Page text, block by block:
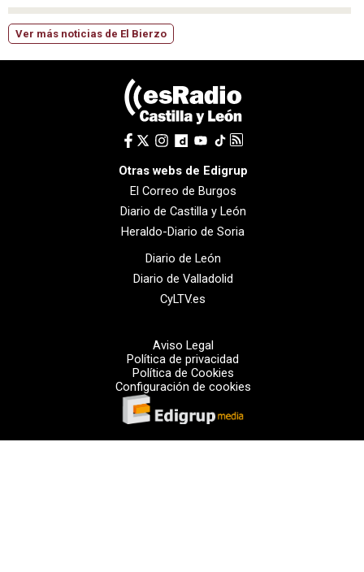
Ver más noticias de El Bierzo
Otras webs de Edigrup
El Correo de Burgos
Diario de Castilla y León
Heraldo-Diario de Soria
Diario de León
Diario de Valladolid
CyLTV.es
Aviso Legal
Política de privacidad
Política de Cookies
Configuración de cookies